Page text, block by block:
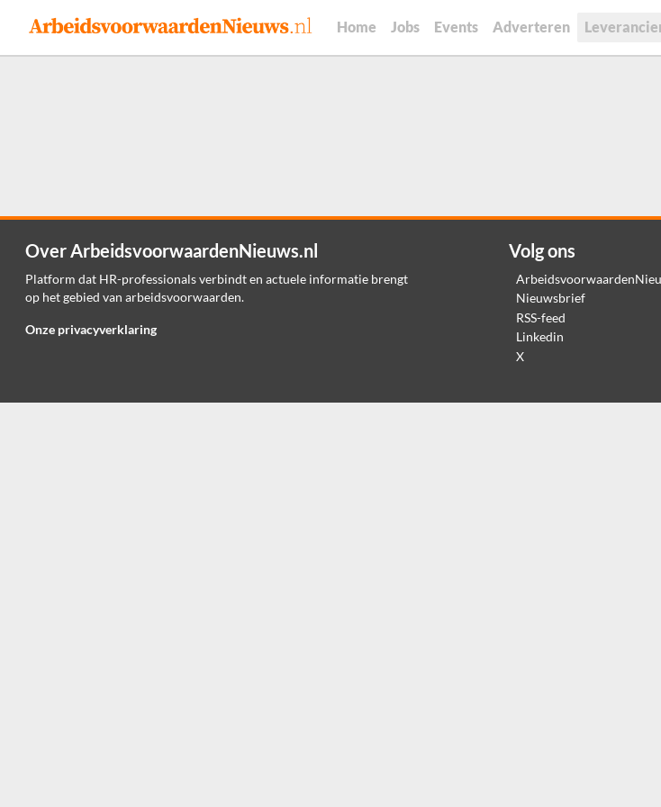
Home Jobs Events Adverteren
Over ArbeidsvoorwaardenNieuws.nl
Platform dat HR-professionals verbindt en actuele informatie brengt
op het gebied van arbeidsvoorwaarden.
Onze privacyverklaring
Volg ons
Nieuwsbrief
RSS-feed
Linkedin
X